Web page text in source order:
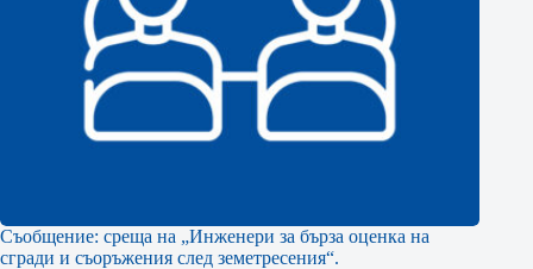
Съобщение: среща на „Инженери за бърза оценка на
сгради и съоръжения след земетресения“.